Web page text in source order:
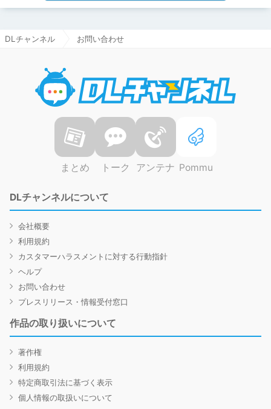
DLチャンネル お問い合わせ
まとめ トーク アンテナ Pommu
DLチャンネルについて
会社概要
利用規約
カスタマーハラスメントに対する行動指針
ヘルプ
お問い合わせ
プレスリリース・情報受付窓口
作品の取り扱いについて
著作権
利用規約
特定商取引法に基づく表示
個人情報の取扱いについて